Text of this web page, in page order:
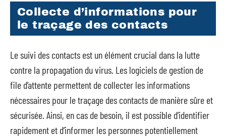
Collecte d’informations pour
le traçage des contacts
Le suivi des contacts est un élément crucial dans la lutte
contre la propagation du virus. Les logiciels de gestion de
file d’attente permettent de collecter les informations
nécessaires pour le traçage des contacts de manière sûre et
sécurisée. Ainsi, en cas de besoin, il est possible d’identifier
rapidement et d’informer les personnes potentiellement